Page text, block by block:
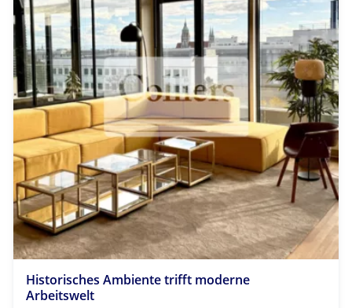
Historisches Ambiente trifft moderne
Arbeitswelt